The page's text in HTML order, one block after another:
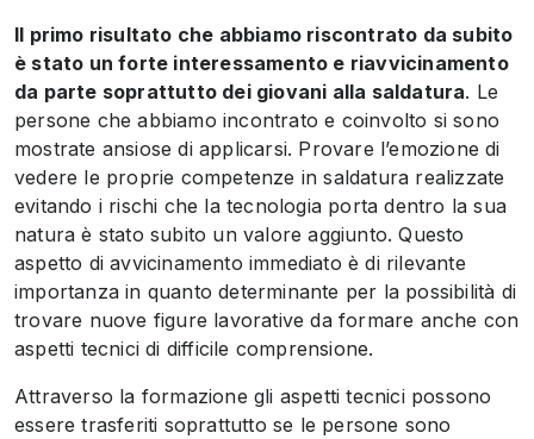
Il primo risultato che abbiamo riscontrato da subito
è stato un forte interessamento e riavvicinamento
da parte soprattutto dei giovani alla saldatura. Le
persone che abbiamo incontrato e coinvolto si sono
mostrate ansiose di applicarsi. Provare l’emozione di
vedere le proprie competenze in saldatura realizzate
evitando i rischi che la tecnologia porta dentro la sua
natura è stato subito un valore aggiunto. Questo
aspetto di avvicinamento immediato è di rilevante
importanza in quanto determinante per la possibilità di
trovare nuove figure lavorative da formare anche con
aspetti tecnici di difficile comprensione.
Attraverso la formazione gli aspetti tecnici possono
essere trasferiti soprattutto se le persone sono